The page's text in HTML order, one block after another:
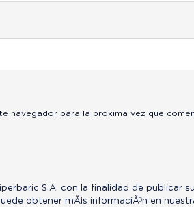
navegador para la próxima vez que
S.A. con la finalidad de publicar
obtener mÃ¡s informaciÃ³n en